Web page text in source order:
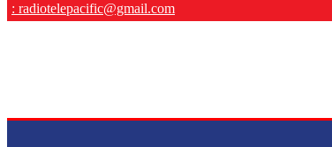
: radiotelepacific@gmail.com